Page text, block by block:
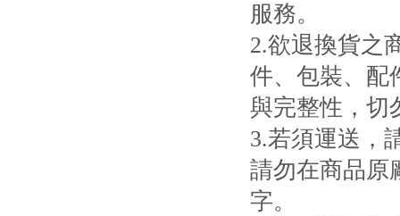
服務。
2.欲退換貨之
件、包裝、配
與完整性，切
3.若須運送，
請勿在商品原
字。